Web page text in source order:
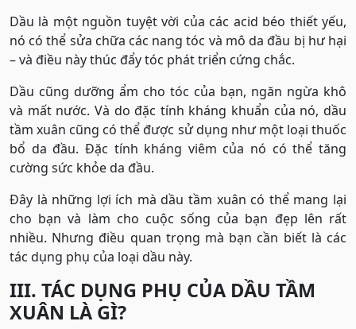
Dầu là một nguồn tuyệt vời của các acid béo thiết yếu,
nó có thể sửa chữa các nang tóc và mô da đầu bị hư hại
– và điều này thúc đẩy tóc phát triển cứng chắc.
Dầu cũng dưỡng ẩm cho tóc của bạn, ngăn ngừa khô
và mất nước. Và do đặc tính kháng khuẩn của nó, dầu
tầm xuân cũng có thể được sử dụng như một loại thuốc
bổ da đầu. Đặc tính kháng viêm của nó có thể tăng
cường sức khỏe da đầu.
Đây là những lợi ích mà dầu tầm xuân có thể mang lại
cho bạn và làm cho cuộc sống của bạn đẹp lên rất
nhiều. Nhưng điều quan trọng mà bạn cần biết là các
tác dụng phụ của loại dầu này.
III. TÁC DỤNG PHỤ CỦA DẦU TẦM
XUÂN LÀ GÌ?